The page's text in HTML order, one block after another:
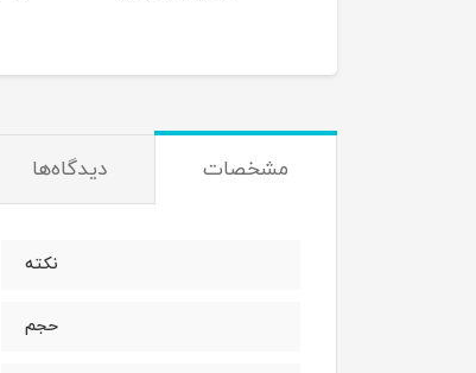
مشخصات دیدگاه‌ها
نكته
حجم